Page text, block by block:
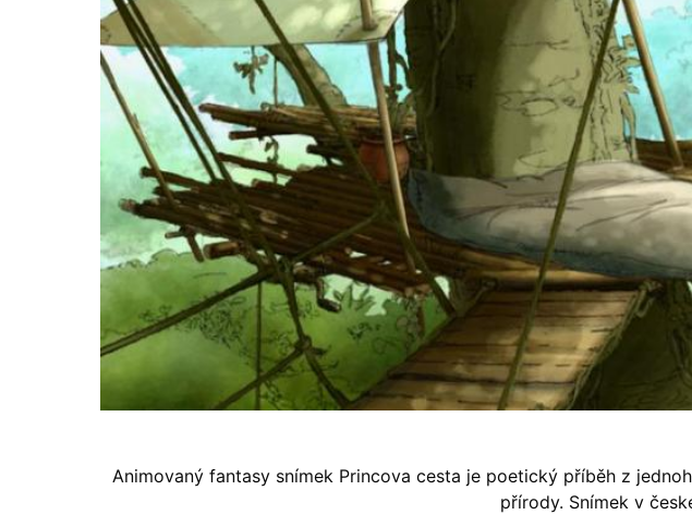
Animovaný fantasy snímek Princova cesta je poetický příběh z
přírody. Snímek v